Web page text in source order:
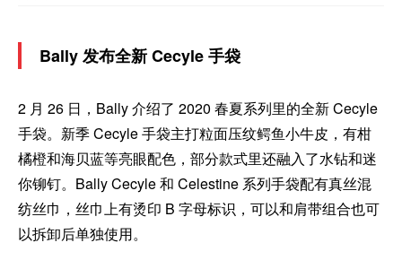
Bally 发布全新 Cecyle 手袋
2 月 26 日，Bally 介绍了 2020 春夏系列里的全新 Cecyle
手袋。新季 Cecyle 手袋主打粒面压纹鳄鱼小牛皮，有柑
橘橙和海贝蓝等亮眼配色，部分款式里还融入了水钻和迷
你铆钉。Bally Cecyle 和 Celestine 系列手袋配有真丝混
纺丝巾，丝巾上有烫印 B 字母标识，可以和肩带组合也可
以拆卸后单独使用。